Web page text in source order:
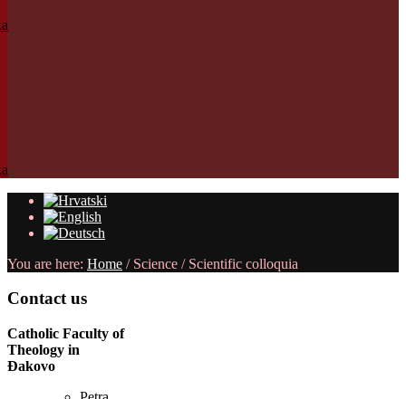
You are here: Home / Science / Scientific colloquia
Contactus
Catholic Faculty of
Theology in
Đakovo